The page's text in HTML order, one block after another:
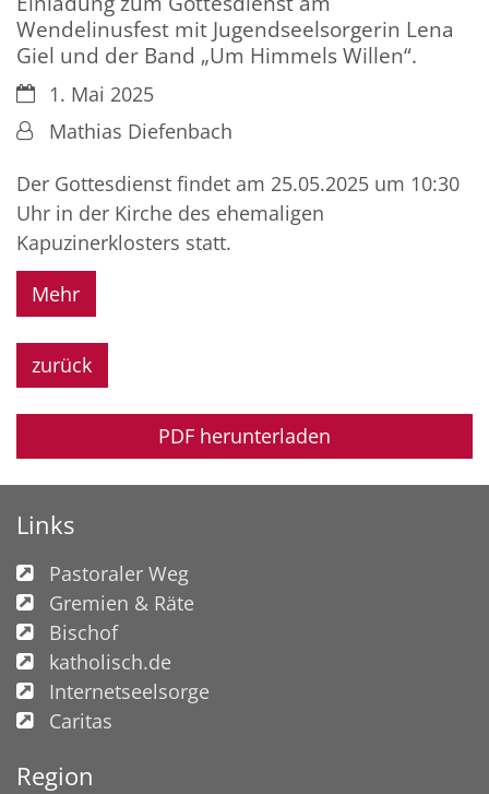
Wendelinusfest mit Jugendseelsorgerin Lena
Giel und der Band „Um Himmels Willen“.
Datum:1. Mai 2025
Von:Mathias Diefenbach
Der Gottesdienst findet am 25.05.2025 um 10:30
Uhr in der Kirche des ehemaligen
Kapuzinerklosters statt.
Mehr
zurück
PDF herunterladen
Links
Pastoraler Weg
Gremien & Räte
Bischof
katholisch.de
Internetseelsorge
Caritas
Region